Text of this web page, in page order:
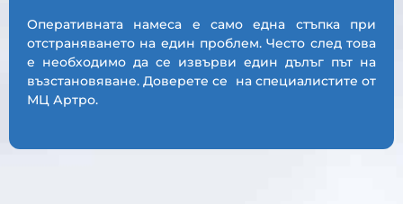
Оперативната намеса е само една стъпка при
отстраняването на един проблем. Често след това
е необходимо да се извърви един дълъг път на
възстановяване. Доверете се на специалистите от
МЦ Артро.